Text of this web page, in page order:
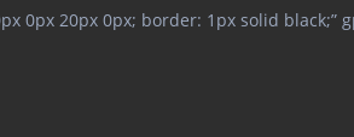
0px 20px 0px; border: 1px solid